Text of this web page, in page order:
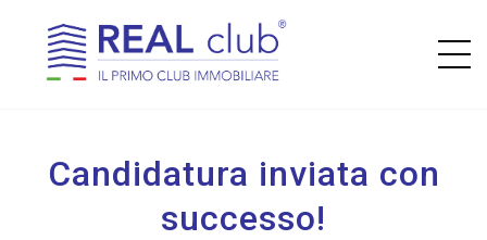
Candidatura inviata con
successo!